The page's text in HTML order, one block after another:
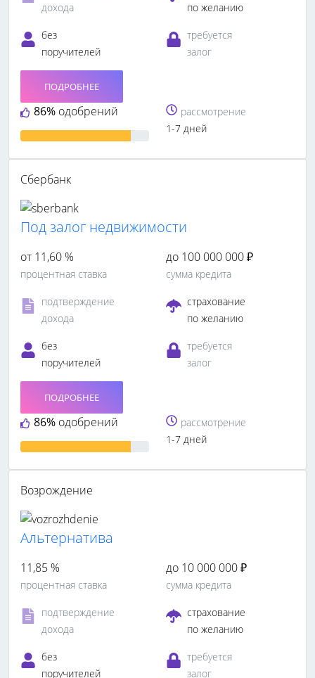
дохода
по желанию
без
поручителей
требуется
залог
86% одобрений
ПОДРОБНЕЕ
рассмотрение
1-7 дней
Сбербанк
Под залог недвижимости
от 11,60 %
процентная ставка
до 100 000 000 ₽
сумма кредита
подтверждение
дохода
страхование
по желанию
без
поручителей
требуется
залог
86% одобрений
ПОДРОБНЕЕ
рассмотрение
1-7 дней
Возрождение
Альтернатива
11,85 %
процентная ставка
до 10 000 000 ₽
сумма кредита
подтверждение
дохода
страхование
по желанию
без
поручителей
требуется
залог